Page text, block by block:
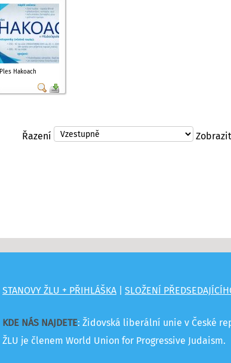
Ples Hakoach
Řazení
STANOVY ŽLU + PŘIHLÁŠKA SLOŽENÍ
KDE NÁS NAJDETE: Židovská liberální unie v České
ŽLU je členem World Union for Progressive Judaism.